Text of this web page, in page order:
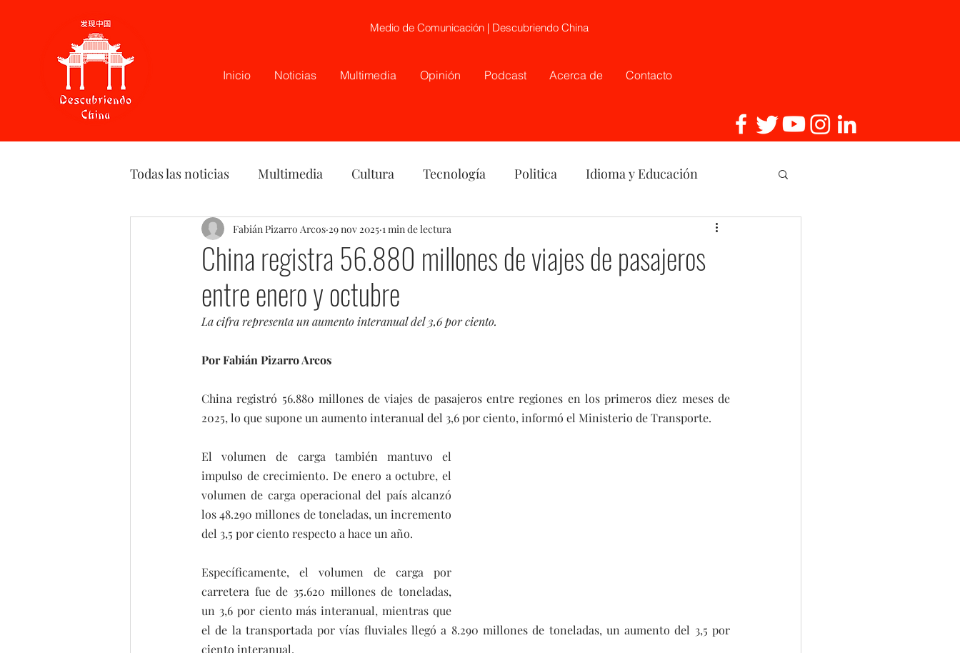
Medio de Comunicación | Descubriendo China
Inicio Noticias Multimedia Opinión Podcast Acerca de Contacto
Todas las noticias Multimedia Cultura Tecnología Politica Idioma y Educación
Podcast Opinión China Etnia
China registra 56.880 millones de viajes de pasajeros
entre enero y octubre
Fabián Pizarro Arcos 29 nov 2025 1 min de lectura
La cifra representa un aumento interanual del 3,6 por ciento.
Por Fabián Pizarro Arcos
China registró 56.880 millones de viajes de pasajeros entre regiones en los primeros diez meses de
2025, lo que supone un aumento interanual del 3,6 por ciento, informó el Ministerio de Transporte.
El volumen de carga también mantuvo el
impulso de crecimiento. De enero a octubre, el
volumen de carga operacional del país alcanzó
los 48.290 millones de toneladas, un incremento
del 3,5 por ciento respecto a hace un año.
Específicamente, el volumen de carga por
carretera fue de 35.620 millones de toneladas,
un 3,6 por ciento más interanual, mientras que
el de la transportada por vías fluviales llegó a 8.290 millones de toneladas, un aumento del 3,5 por
ciento interanual.